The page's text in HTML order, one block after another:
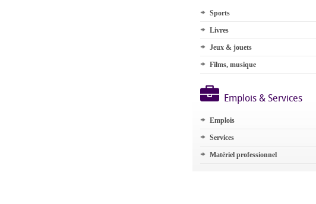
Sports
Livres
Jeux & jouets
Films, musique
Emplois & Services
Emplois
Services
Matériel professionnel